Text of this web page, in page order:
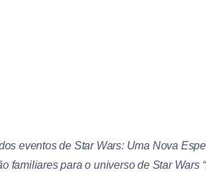
eventos de Star Wars: Uma Nova
familiares para o universo de Star Wars